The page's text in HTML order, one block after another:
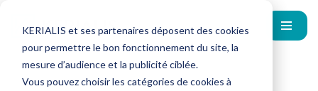
KERIALIS et ses partenaires déposent des cookies
pour permettre le bon fonctionnement du site, la
mesure d’audience et la publicité ciblée.
Vous pouvez choisir les catégories de cookies à